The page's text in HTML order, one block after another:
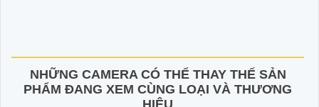
NHỮNG CAMERA CÓ THỂ THAY THẾ SẢN
PHẨM ĐANG XEM CÙNG LOẠI VÀ THƯƠNG